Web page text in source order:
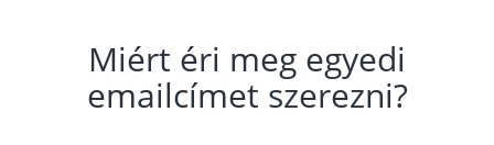
Miért éri meg egyedi
emailcímet szerezni?